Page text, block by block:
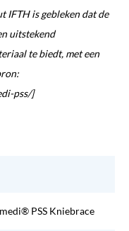
IFTH is gebleken dat de
uitstekend
te biedt, met een
pss/]
PSS Kniebrace